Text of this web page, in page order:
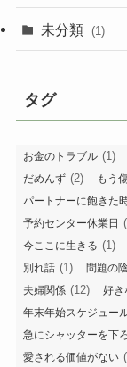
未分類 (1)
タグ
お金のトラブル (1)
だめんず (2) もう
パートナーに飽きた
予約センター休業日
今ここに生きる (1)
別れ話 (1) 問題の
夫婦関係 (12) 好き
年末年始スケジュー
急にシャッターを下
愛される価値がない